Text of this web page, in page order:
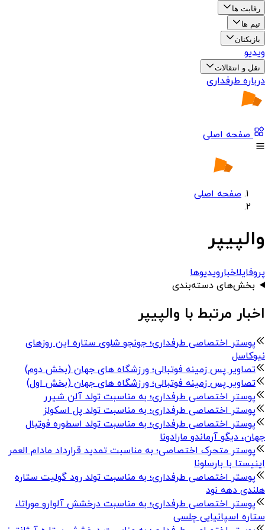
رقابت ها
تیم ها
بازیکنان
ویدیو
نقل و انتقالات
درباره طرفداری
صفحه اصلی
صفحه اصلی
والپیپر
پروفایلاخبارویدیوها
بخش‌های دسته‌بندی
اخبار مرتبط با والپیپر
پوستر اختصاصی طرفداری؛ جونجو شلوی ستاره این روزهای
نیوکاسل
تصاویر پس زمینه فوتبالی؛ ورزشگاه های جهان (بخش دوم)
تصاویر پس زمینه فوتبالی؛ ورزشگاه های جهان (بخش اول)
پوستر اختصاصی طرفداری؛ به مناسبت تولد آلن شیرر
پوستر اختصاصی طرفداری؛ به مناسبت تولد پل اسکولز
پوستر اختصاصی طرفداری؛ به مناسبت تولد اسطوره فوتبال
جهان، دیگو آرماندو مارادونا
پوستر متحرک اختصاصی؛ به مناسبت تمدید قرارداد مادام العمر
اینیستا با بارسلونا
پوستر اختصاصی طرفداری؛ به مناسبت تولد رود گولیت ستاره
هلندی دهه نود
پوستر اختصاصی طرفداری؛ به مناسبت درخشش آلوارو موراتا،
ستاره اسپانیایی چلسی